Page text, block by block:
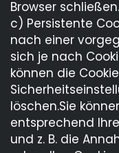
Browser schließen.
c) Persistente
nach einer
sich je nach
können die
löschen.Sie
entsprechend
und z. B. die